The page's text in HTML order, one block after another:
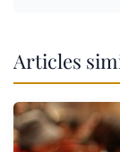
Articles